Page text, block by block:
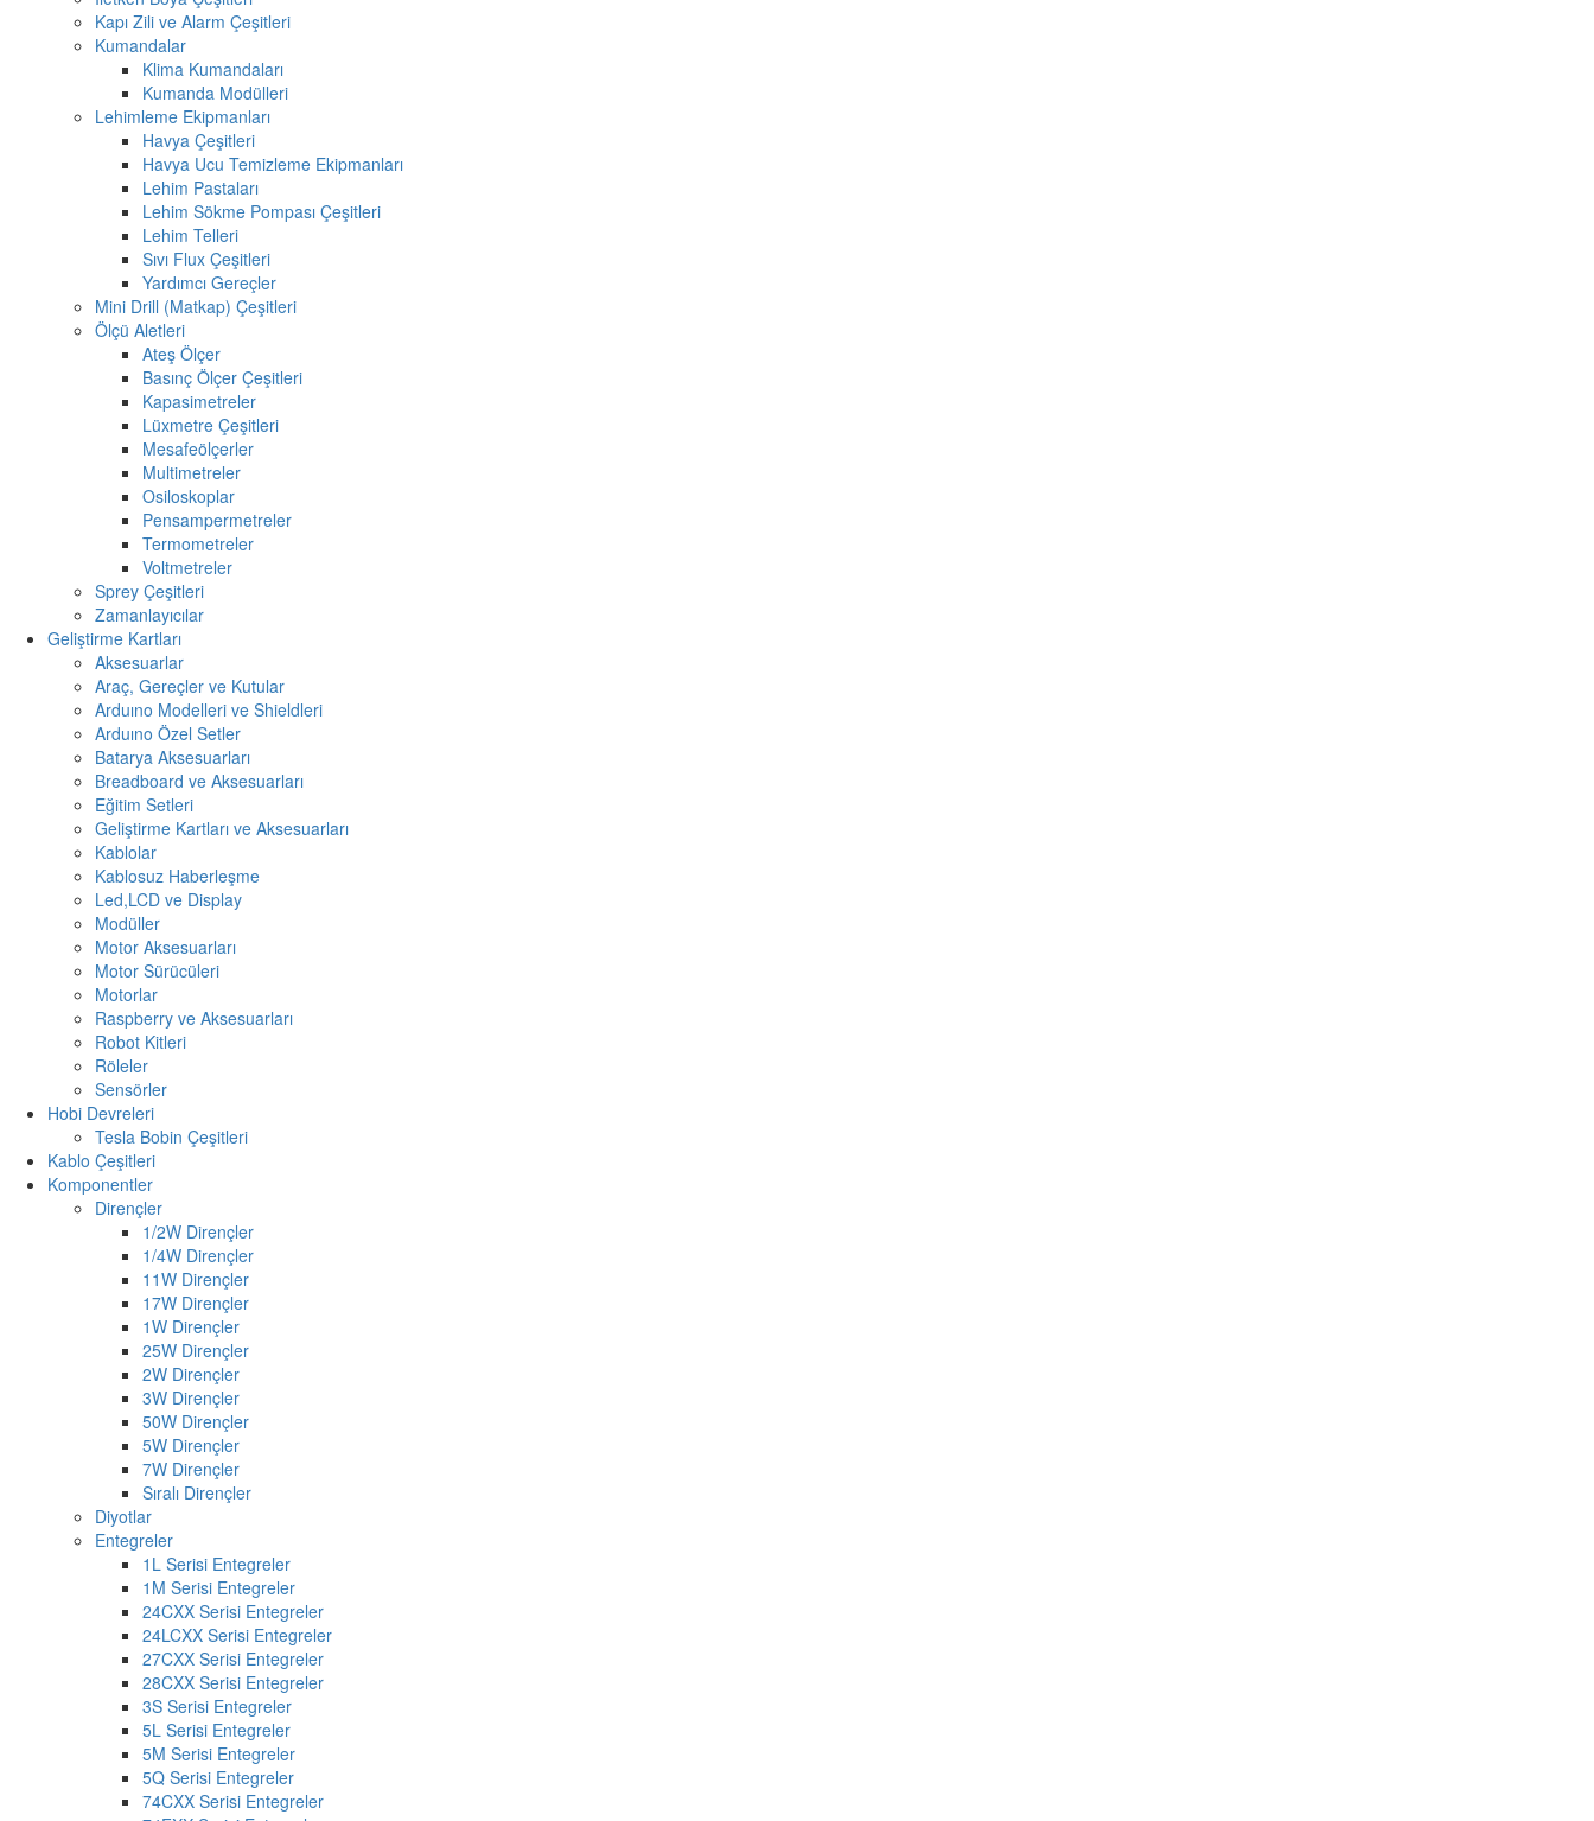
Kapı Zili ve Alarm Çeşitleri
Kumandalar
Klima Kumandaları
Kumanda Modülleri
Lehimleme Ekipmanları
Havya Çeşitleri
Havya Ucu Temizleme Ekipmanları
Lehim Pastaları
Lehim Sökme Pompası Çeşitleri
Lehim Telleri
Sıvı Flux Çeşitleri
Yardımcı Gereçler
Mini Drill (Matkap) Çeşitleri
Ölçü Aletleri
Ateş Ölçer
Basınç Ölçer Çeşitleri
Kapasimetreler
Lüxmetre Çeşitleri
Mesafeölçerler
Multimetreler
Osiloskoplar
Pensampermetreler
Termometreler
Voltmetreler
Sprey Çeşitleri
Zamanlayıcılar
Geliştirme Kartları
Aksesuarlar
Araç, Gereçler ve Kutular
Arduıno Modelleri ve Shieldleri
Arduıno Özel Setler
Batarya Aksesuarları
Breadboard ve Aksesuarları
Eğitim Setleri
Geliştirme Kartları ve Aksesuarları
Kablolar
Kablosuz Haberleşme
Led,LCD ve Display
Modüller
Motor Aksesuarları
Motor Sürücüleri
Motorlar
Raspberry ve Aksesuarları
Robot Kitleri
Röleler
Sensörler
Hobi Devreleri
Tesla Bobin Çeşitleri
Kablo Çeşitleri
Komponentler
Dirençler
1/2W Dirençler
1/4W Dirençler
11W Dirençler
17W Dirençler
1W Dirençler
25W Dirençler
2W Dirençler
3W Dirençler
50W Dirençler
5W Dirençler
7W Dirençler
Sıralı Dirençler
Diyotlar
Entegreler
1L Serisi Entegreler
1M Serisi Entegreler
24CXX Serisi Entegreler
24LCXX Serisi Entegreler
27CXX Serisi Entegreler
28CXX Serisi Entegreler
3S Serisi Entegreler
5L Serisi Entegreler
5M Serisi Entegreler
5Q Serisi Entegreler
74CXX Serisi Entegreler